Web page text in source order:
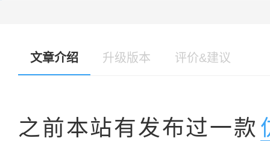
文章介绍 升级版本 评价&建议
之前本站有发布过一款